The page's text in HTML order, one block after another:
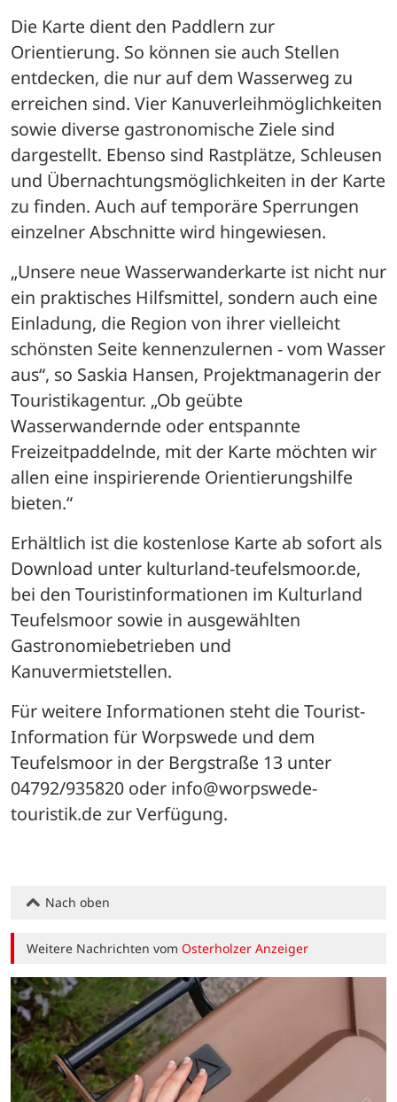
Die Karte dient den Paddlern zur
Orientierung. So können sie auch Stellen
entdecken, die nur auf dem Wasserweg zu
erreichen sind. Vier Kanuverleihmöglichkeiten
sowie diverse gastronomische Ziele sind
dargestellt. Ebenso sind Rastplätze, Schleusen
und Übernachtungsmöglichkeiten in der Karte
zu finden. Auch auf temporäre Sperrungen
einzelner Abschnitte wird hingewiesen.
„Unsere neue Wasserwanderkarte ist nicht nur
ein praktisches Hilfsmittel, sondern auch eine
Einladung, die Region von ihrer vielleicht
schönsten Seite kennenzulernen - vom Wasser
aus“, so Saskia Hansen, Projektmanagerin der
Touristikagentur. „Ob geübte
Wasserwandernde oder entspannte
Freizeitpaddelnde, mit der Karte möchten wir
allen eine inspirierende Orientierungshilfe
bieten.“
Erhältlich ist die kostenlose Karte ab sofort als
Download unter kulturland-teufelsmoor.de,
bei den Touristinformationen im Kulturland
Teufelsmoor sowie in ausgewählten
Gastronomiebetrieben und
Kanuvermietstellen.
Für weitere Informationen steht die Tourist-
Information für Worpswede und dem
Teufelsmoor in der Bergstraße 13 unter
04792/935820 oder info@worpswede-
touristik.de zur Verfügung.
Nach oben
Weitere Nachrichten vomOsterholzer Anzeiger